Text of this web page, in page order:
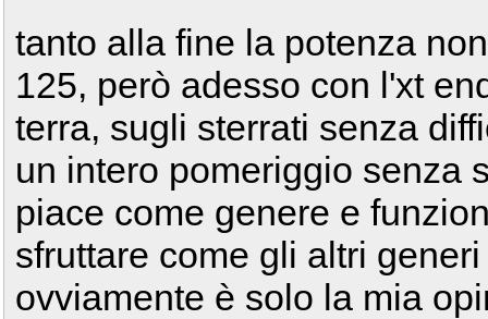
tanto alla fine la potenza
125, però adesso con l'xt
terra, sugli sterrati senza
un intero pomeriggio senza
piace come genere e
sfruttare come gli altri
ovviamente è solo la mia